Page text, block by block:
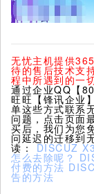
无忧主机提供
待的售后技术支
程中所遇到的一
通过企业QQ【
旺旺【锋讯企业
单这些方式联系
问题，点击页面
买后，我们为您
问延迟的迁移到
读：DISCUZ
怎么去除呢？
付费的方法
告的方法